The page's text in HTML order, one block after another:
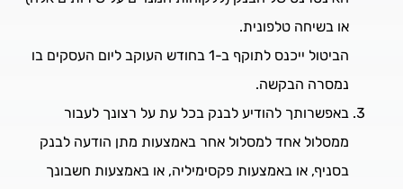
או בשיחה טלפונית.
הביטול ייכנס לתוקף ב-1 בחודש העוקב ליום העסקים בו
נמסרה הבקשה.
באפשרותך להודיע לבנק בכל עת על רצונך לעבור
ממסלול אחד למסלול אחר באמצעות מתן הודעה לבנק
בסניף, או באמצעות פקסימיליה, או באמצעות חשבונך